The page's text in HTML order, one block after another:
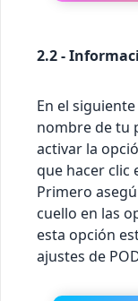
2.2 -
En el
nombre de tu
activar la
que hacer clic
Primero
cuello en las
esta opción
ajustes de